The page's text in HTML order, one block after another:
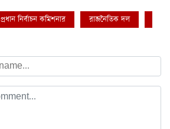
প্রধান নির্বাচন কমিশনার রাজনৈতিক দল